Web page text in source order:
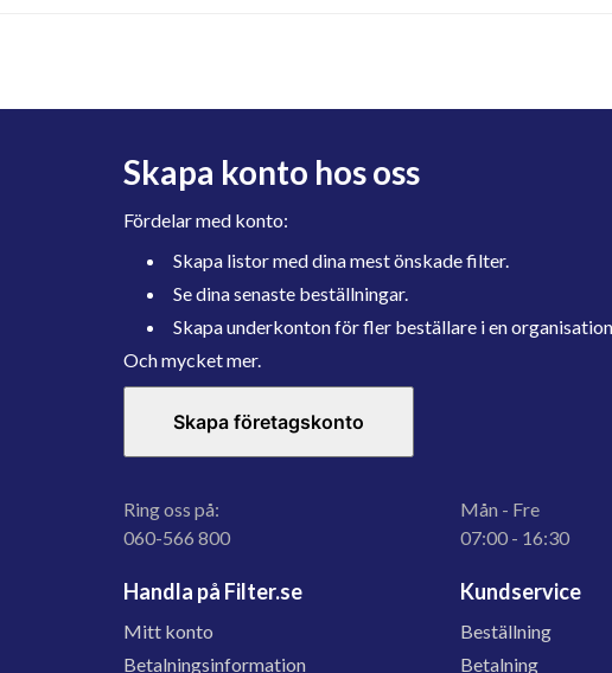
Skapa konto hos oss
Fördelar med konto:
Skapa listor med dina mest önskade filter.
Se dina senaste beställningar.
Skapa underkonton för fler beställare i en
Och mycket mer.
Skapa företagskonto
Ring oss på:
060-566 800
Mån - Fre
07:00 - 16:30
Handla på Filter.se
Mitt konto
Betalningsinformation
Kundservice
Beställning
Betalning